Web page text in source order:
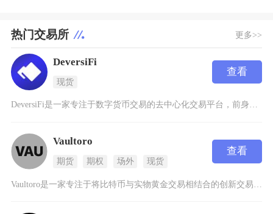
热门交易所 更多>>
DeversiFi
现货
查看
DeversiFi是一家专注于数字货币交易的去中心化交易平台，前身为Ethfinex，总部
Vaultoro
期货 期权 场外 现货
查看